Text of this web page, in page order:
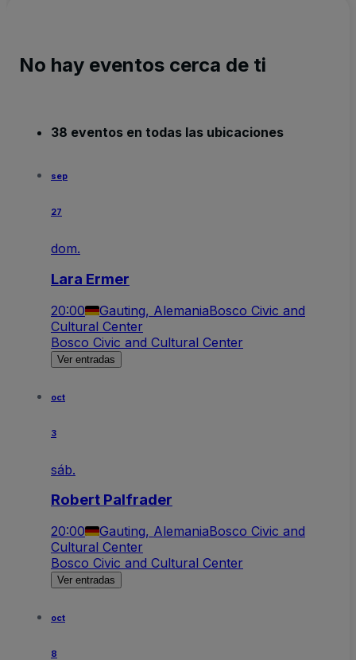
No hay eventos cerca de ti
38 eventos en todas las ubicaciones
sep
27
dom.
Lara Ermer
20:00 Gauting, AlemaniaBosco Civic and
Cultural Center
Bosco Civic and Cultural Center
Ver entradas
oct
3
sáb.
Robert Palfrader
20:00 Gauting, AlemaniaBosco Civic and
Cultural Center
Bosco Civic and Cultural Center
Ver entradas
oct
8